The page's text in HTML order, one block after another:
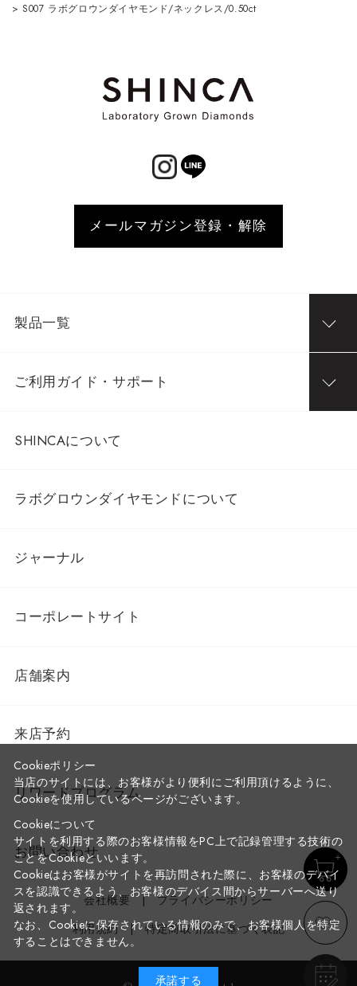
>S007 ラボグロウンダイヤモンド/ネックレス/0.50ct
メールマガジン登録・解除
製品一覧
ご利用ガイド・サポート
SHINCAについて
ラボグロウンダイヤモンドについて
ジャーナル
コーポレートサイト
店舗案内
来店予約
リワードプログラム
お問い合わせ
会社概要
プライバシーポリシー
利用規約
特定商取引法に基づく表記
Cookieポリシー
当店のサイトには、お客様がより便利にご利用頂けるように、
Cookieを使用しているページがございます。
Cookieについて
サイトを利用する際のお客様情報をPC上で記録管理する技術の
ことをCookieといいます。
Cookieはお客様がサイトを再訪問された際に、お客様のデバイ
スを認識できるよう、お客様のデバイス間からサーバーへ送り
返されます。
なお、Cookieに保存されている情報のみで、お客様個人を特定
することはできません。
承諾する